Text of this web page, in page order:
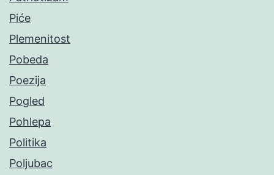
Piće
Plemenitost
Pobeda
Poezija
Pogled
Pohlepa
Politika
Poljubac